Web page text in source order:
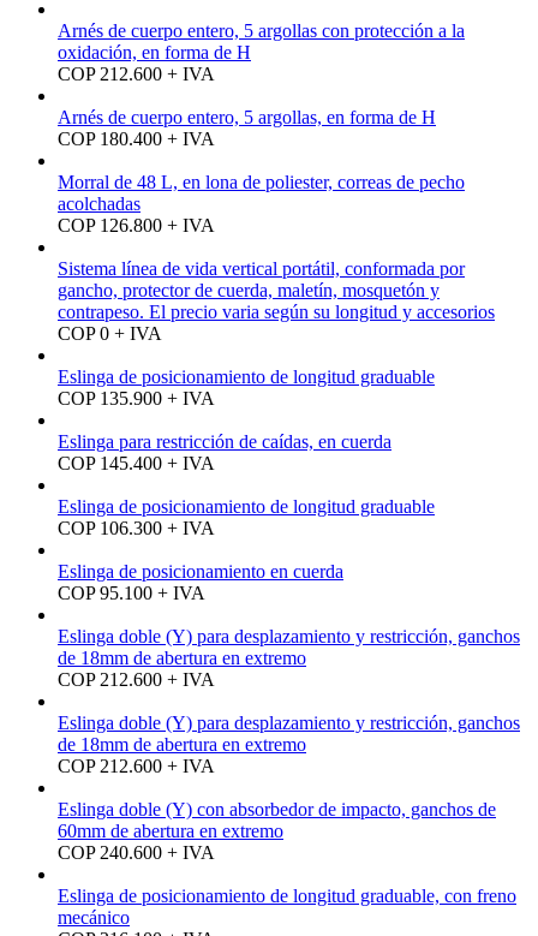
Arnés de cuerpo entero, 5 argollas con protección a la
oxidación, en forma de H
COP 212.600 + IVA
Arnés de cuerpo entero, 5 argollas, en forma de H
COP 180.400 + IVA
Morral de 48 L, en lona de poliester, correas de pecho
acolchadas
COP 126.800 + IVA
Sistema línea de vida vertical portátil, conformada por
gancho, protector de cuerda, maletín, mosquetón y
contrapeso. El precio varia según su longitud y accesorios
COP 0 + IVA
Eslinga de posicionamiento de longitud graduable
COP 135.900 + IVA
Eslinga para restricción de caídas, en cuerda
COP 145.400 + IVA
Eslinga de posicionamiento de longitud graduable
COP 106.300 + IVA
Eslinga de posicionamiento en cuerda
COP 95.100 + IVA
Eslinga doble (Y) para desplazamiento y restricción, ganchos
de 18mm de abertura en extremo
COP 212.600 + IVA
Eslinga doble (Y) para desplazamiento y restricción, ganchos
de 18mm de abertura en extremo
COP 212.600 + IVA
Eslinga doble (Y) con absorbedor de impacto, ganchos de
60mm de abertura en extremo
COP 240.600 + IVA
Eslinga de posicionamiento de longitud graduable, con freno
mecánico